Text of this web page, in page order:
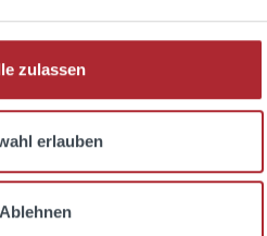
zulassen
erlauben
Ablehnen